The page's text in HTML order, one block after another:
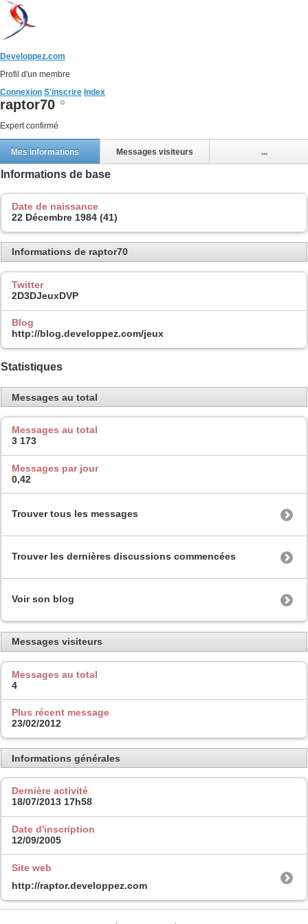
Developpez.com
Profil d'un membre
Connexion S'inscrire Index
raptor70
Expert confirmé
Mes informations Messages visiteurs ...
Informations de base
Date de naissance
22 Décembre 1984 (41)
Informations de raptor70
Twitter
2D3DJeuxDVP
Blog
http://blog.developpez.com/jeux
Statistiques
Messages au total
Messages au total
3 173
Messages par jour
0,42
Trouver tous les messages
Trouver les dernières discussions commencées
Voir son blog
Messages visiteurs
Messages au total
4
Plus récent message
23/02/2012
Informations générales
Dernière activité
18/07/2013 17h58
Date d'inscription
12/09/2005
Site web
http://raptor.developpez.com